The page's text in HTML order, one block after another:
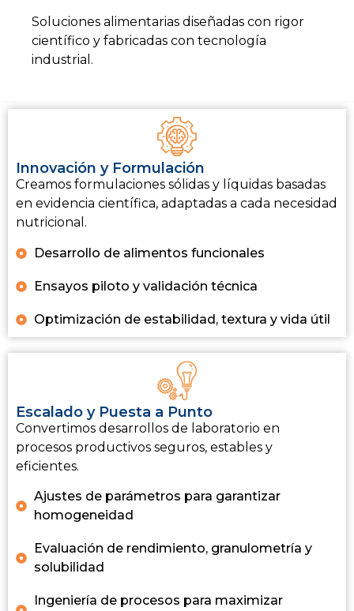
Soluciones alimentarias diseñadas con rigor
científico y fabricadas con tecnología
industrial.
Innovación y Formulación
Creamos formulaciones sólidas y líquidas basadas
en evidencia científica, adaptadas a cada necesidad
nutricional.
Desarrollo de alimentos funcionales
Ensayos piloto y validación técnica
Optimización de estabilidad, textura y vida útil
Escalado y Puesta a Punto
Convertimos desarrollos de laboratorio en
procesos productivos seguros, estables y
eficientes.
Ajustes de parámetros para garantizar
homogeneidad
Evaluación de rendimiento, granulometría y
solubilidad
Ingeniería de procesos para maximizar